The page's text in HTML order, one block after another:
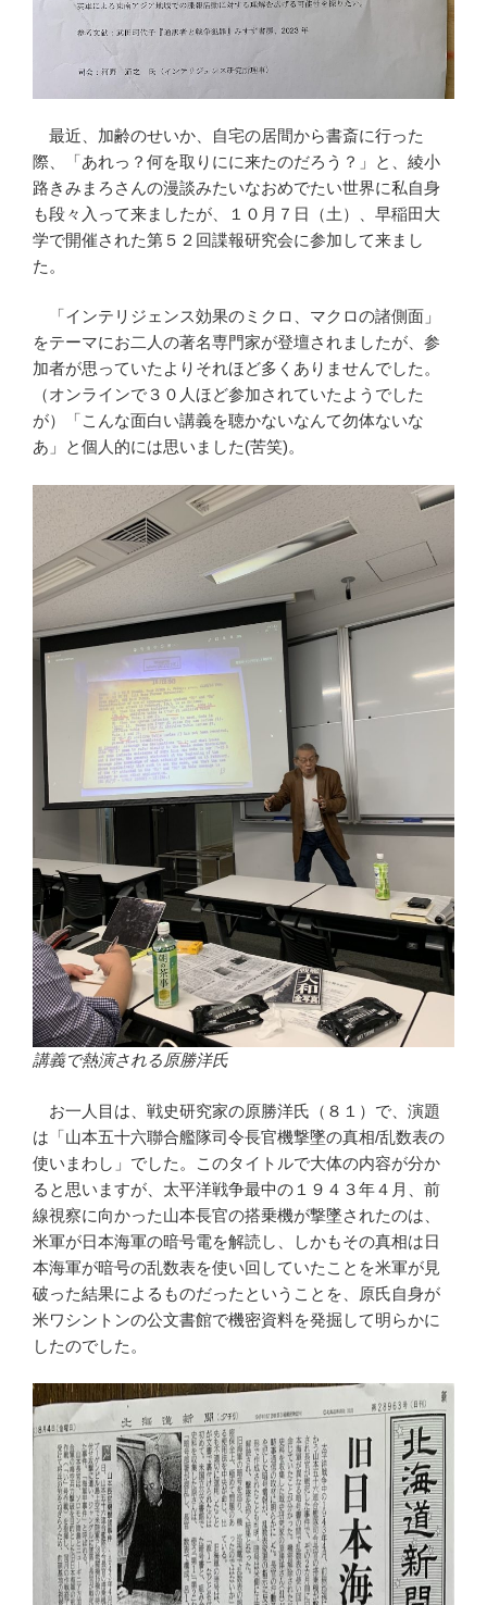
最近、加齢のせいか、自宅の居間から書斎に行った
際、「あれっ？何を取りにに来たのだろう？」と、綾小
路きみまろさんの漫談みたいなおめでたい世界に私自身
も段々入って来ましたが、１０月７日（土）、早稲田大
学で開催された第５２回諜報研究会に参加して来まし
た。
「インテリジェンス効果のミクロ、マクロの諸側面」
をテーマにお二人の著名専門家が登壇されましたが、参
加者が思っていたよりそれほど多くありませんでした。
（オンラインで３０人ほど参加されていたようでした
が）「こんな面白い講義を聴かないなんて勿体ないな
あ」と個人的には思いました(苦笑)。
講義で熱演される原勝洋氏
お一人目は、戦史研究家の原勝洋氏（８１）で、演題
は「山本五十六聯合艦隊司令長官機撃墜の真相/乱数表の
使いまわし」でした。このタイトルで大体の内容が分か
ると思いますが、太平洋戦争最中の１９４３年４月、前
線視察に向かった山本長官の搭乗機が撃墜されたのは、
米軍が日本海軍の暗号電を解読し、しかもその真相は日
本海軍が暗号の乱数表を使い回していたことを米軍が見
破った結果によるものだったということを、原氏自身が
米ワシントンの公文書館で機密資料を発掘して明らかに
したのでした。